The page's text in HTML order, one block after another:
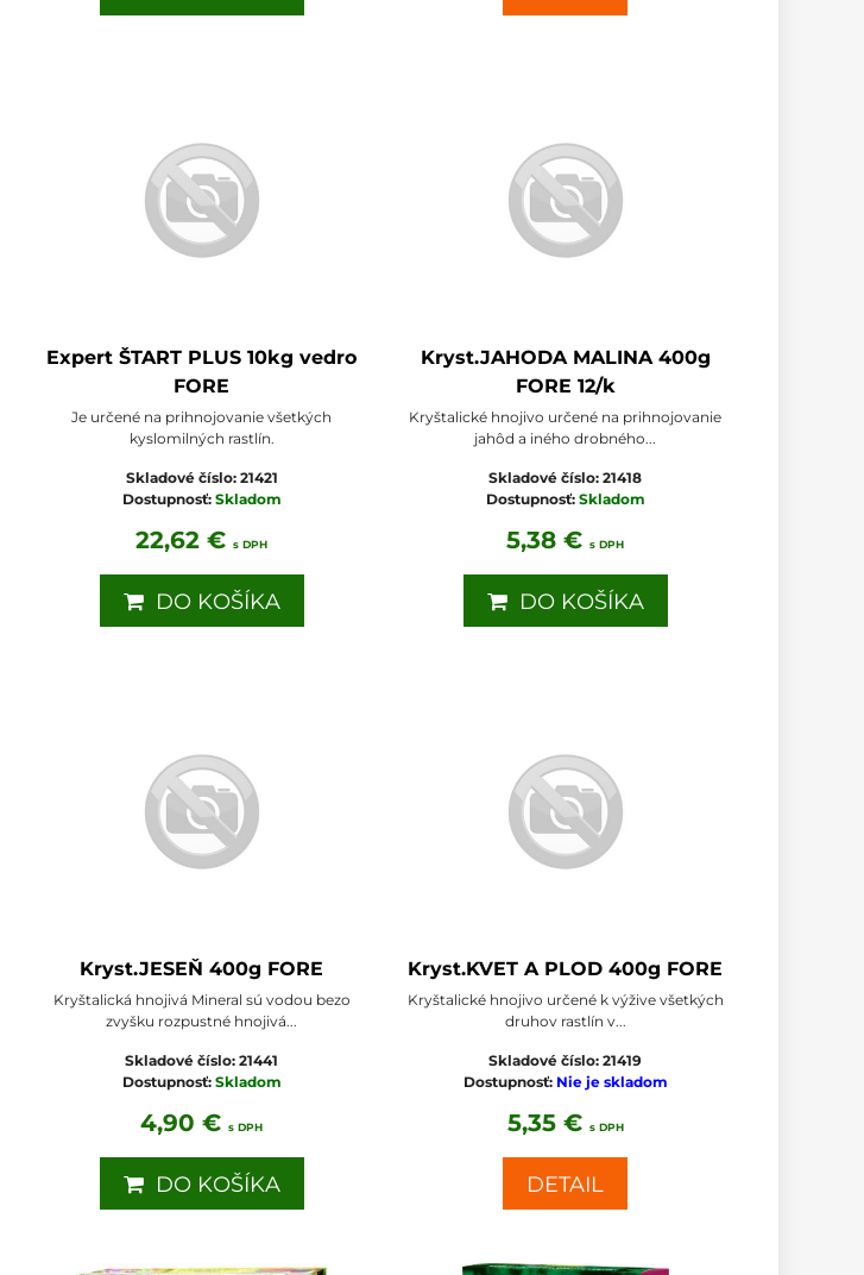
Expert ŠTART PLUS 10kg vedro
FORE
Je určené na prihnojovanie všetkých
kyslomilných rastlín.
Skladové číslo: 21421
Dostupnosť: Skladom
22,62 €s DPH
DO KOŠÍKA
Kryst.JAHODA MALINA 400g
FORE 12/k
Kryštalické hnojivo určené na prihnojovanie
jahôd a iného drobného...
Skladové číslo:21418
Dostupnosť: Skladom
5,38 €s DPH
DO KOŠÍKA
Kryst.JESEŇ 400g FORE
Kryštalická hnojivá Mineral sú vodou bezo
zvyšku rozpustné hnojivá...
Skladové číslo:21441
Dostupnosť: Skladom
4,90 €s DPH
DO KOŠÍKA
Kryst.KVET A PLOD 400g FORE
Kryštalické hnojivo určené k výžive všetkých
druhov rastlín v...
Skladové číslo:21419
Dostupnosť: Nie je skladom
5,35 € s DPH
DETAIL